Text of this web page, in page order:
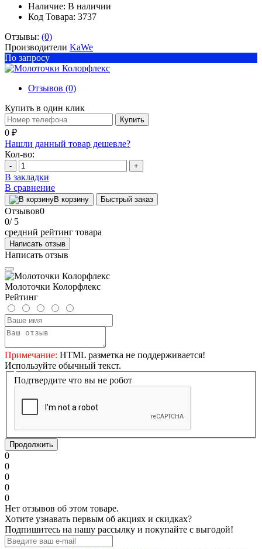
Наличие: В наличии
Код Товара: 3737
Отзывы: (0)
Производители KaWe
По запросу
Отзывов (0)
Купить в один клик
Купить
0 ₽
Нашли данный товар дешевле?
Кол-во:
- +
В закладки
В сравнение
В корзину Быстрый заказ
Отзывов0
0/ 5
средний рейтинг товара
Написать отзыв
Написать отзыв
Молоточки Колорфлекс
Рейтинг
Примечание: HTML разметка не поддерживается!
Используйте обычный текст.
Подтвердите что вы не робот
Продолжить
0
0
0
0
0
Нет отзывов об этом товаре.
Хотите узнавать первым об акциях и скидках?
Подпишитесь на нашу рассылку и покупайте с выгодой!